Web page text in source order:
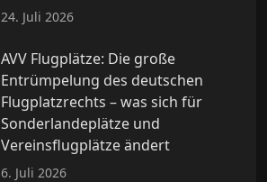
24. Juli 2026
AVV Flugplätze: Die große
Entrümpelung des deutschen
Flugplatzrechts – was sich für
Sonderlandeplätze und
Vereinsflugplätze ändert
6. Juli 2026